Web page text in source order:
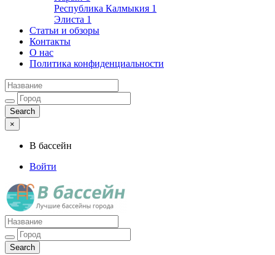
Республика Калмыкия 1
Элиста 1
Статьи и обзоры
Контакты
О нас
Политика конфиденциальности
×
В бассейн
Войти
Лучшие бассейны города